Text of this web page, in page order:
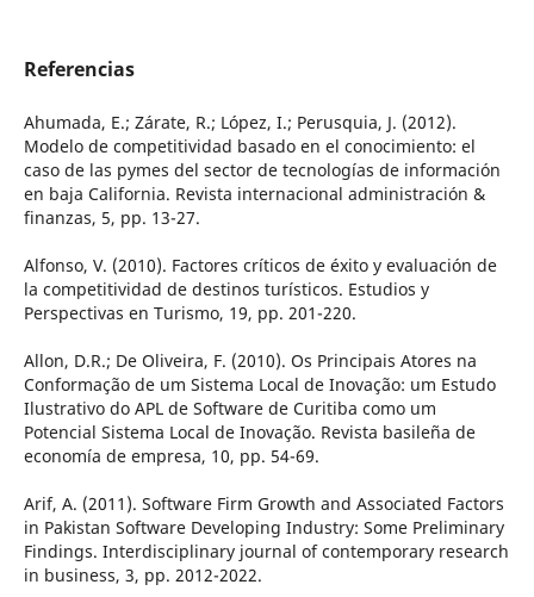
Referencias
Ahumada, E.; Zárate, R.; López, I.; Perusquia, J. (2012).
Modelo de competitividad basado en el conocimiento: el
caso de las pymes del sector de tecnologías de información
en baja California. Revista internacional administración &
finanzas, 5, pp. 13-27.
Alfonso, V. (2010). Factores críticos de éxito y evaluación de
la competitividad de destinos turísticos. Estudios y
Perspectivas en Turismo, 19, pp. 201-220.
Allon, D.R.; De Oliveira, F. (2010). Os Principais Atores na
Conformação de um Sistema Local de Inovação: um Estudo
Ilustrativo do APL de Software de Curitiba como um
Potencial Sistema Local de Inovação. Revista basileña de
economía de empresa, 10, pp. 54-69.
Arif, A. (2011). Software Firm Growth and Associated Factors
in Pakistan Software Developing Industry: Some Preliminary
Findings. Interdisciplinary journal of contemporary research
in business, 3, pp. 2012-2022.